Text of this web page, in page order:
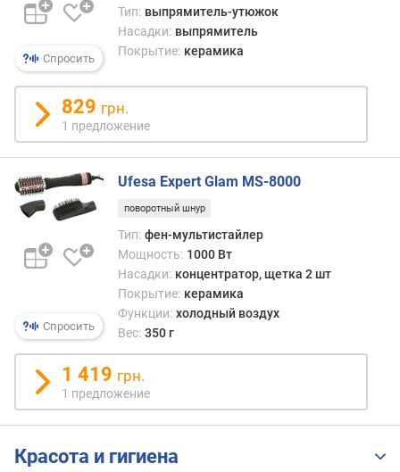
е
в
м
п
о
о
т
з
ы
в
м
д
а
е
а
Спросить
Тип: выпрямитель-утюжок
Насадки: выпрямитель
Покрытие: керамика
829 грн.
1 предложение
Спросить
Ufesa Expert Glam MS-8000
поворотный шнур
Тип: фен-мультистайлер
Мощность: 1000 Вт
Насадки: концентратор, щетка 2 шт
Покрытие: керамика
Функции: холодный воздух
Вес: 350 г
1 419 грн.
1 предложение
Красота и гигиена